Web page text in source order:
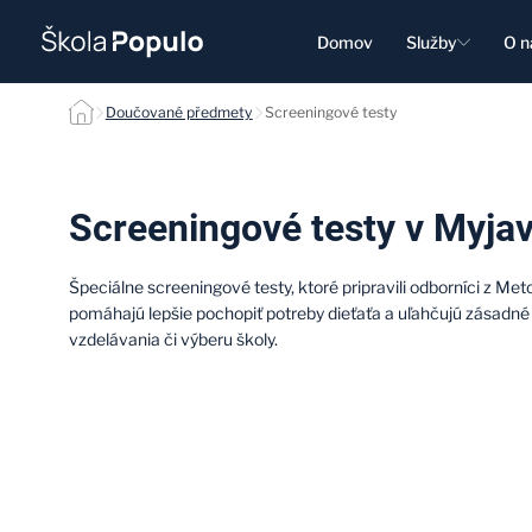
Domov Služby O
Doučované předmety
Screeningové testy
Screeningové testy v
Špeciálne screeningové testy, ktoré pripravili odborníci z
pomáhajú lepšie pochopiť potreby dieťaťa a uľahčujú
vzdelávania či výberu školy.